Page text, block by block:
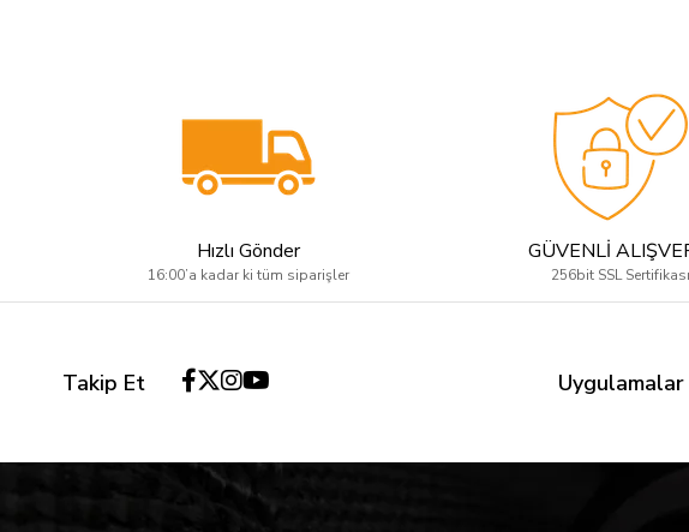
Hızlı Gönder
16:00’a kadar ki tüm siparişler
GÜVENLİ
256bit SSL Sertifikası
Takip Et Uygulamalar